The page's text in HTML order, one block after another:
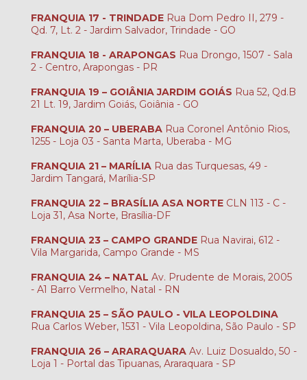
FRANQUIA 17 - TRINDADE Rua Dom Pedro II, 279 -
Qd. 7, Lt. 2 - Jardim Salvador, Trindade - GO
FRANQUIA 18 - ARAPONGAS Rua Drongo, 1507 - Sala
2 - Centro, Arapongas - PR
FRANQUIA 19 – GOIÂNIA JARDIM GOIÁS Rua 52, Qd.B
21 Lt. 19, Jardim Goiás, Goiânia - GO
FRANQUIA 20 – UBERABA Rua Coronel Antônio Rios,
1255 - Loja 03 - Santa Marta, Uberaba - MG
FRANQUIA 21 – MARÍLIA Rua das Turquesas, 49 -
Jardim Tangará, Marília-SP
FRANQUIA 22 – BRASÍLIA ASA NORTE CLN 113 - C -
Loja 31, Asa Norte, Brasília-DF
FRANQUIA 23 – CAMPO GRANDE Rua Navirai, 612 -
Vila Margarida, Campo Grande - MS
FRANQUIA 24 – NATAL Av. Prudente de Morais, 2005
- A1 Barro Vermelho, Natal - RN
FRANQUIA 25 – SÃO PAULO - VILA LEOPOLDINA
Rua Carlos Weber, 1531 - Vila Leopoldina, São Paulo - SP
FRANQUIA 26 – ARARAQUARA Av. Luiz Dosualdo, 50 -
Loja 1 - Portal das Tipuanas, Araraquara - SP